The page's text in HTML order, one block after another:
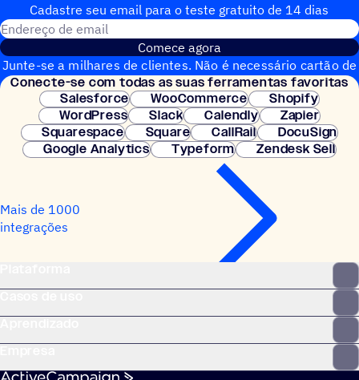
Cadastre seu email para o teste gratuito de 14 dias
Comece agora
Junte-se a milhares de clientes. Não é necessário cartão de
crédito. Configuração instantânea.
Conecte-se com todas as suas ferramentas favoritas
Salesforce
WooCommerce
Shopify
WordPress
Slack Calendly
Zapier
Squarespace
Square CallRail
DocuSign
Google Analytics
Typeform Zendesk Sell
Mais de 1000
integrações